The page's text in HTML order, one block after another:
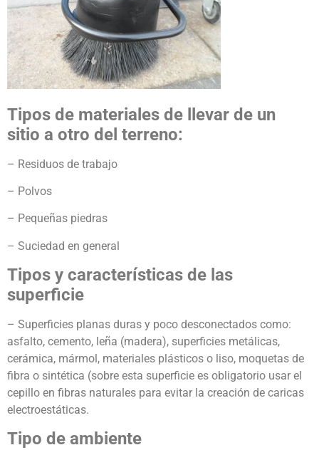
Tipos de materiales de llevar de un
sitio a otro del terreno:
– Residuos de trabajo
– Polvos
– Pequeñas piedras
– Suciedad en general
Tipos y características de las
superficie
– Superficies planas duras y poco desconectados como:
asfalto, cemento, leña (madera), superficies metálicas,
cerámica, mármol, materiales plásticos o liso, moquetas de
fibra o sintética (sobre esta superficie es obligatorio usar el
cepillo en fibras naturales para evitar la creación de caricas
electroestáticas.
Tipo de ambiente